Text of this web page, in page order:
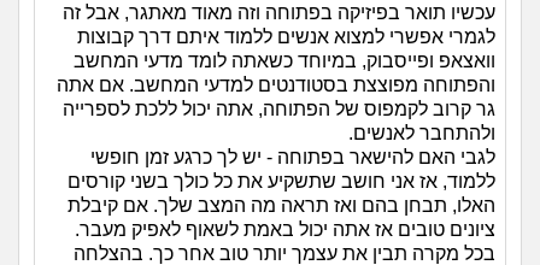
עכשיו תואר בפיזיקה בפתוחה וזה מאוד מאתגר, אבל זה
לגמרי אפשרי למצוא אנשים ללמוד איתם דרך קבוצות
וואצאפ ופייסבוק, במיוחד כשאתה לומד מדעי המחשב
והפתוחה מפוצצת בסטודנטים למדעי המחשב. אם אתה
גר קרוב לקמפוס של הפתוחה, אתה יכול ללכת לספרייה
ולהתחבר לאנשים.
לגבי האם להישאר בפתוחה - יש לך כרגע זמן חופשי
ללמוד, אז אני חושב שתשקיע את כל כולך בשני קורסים
האלו, תבחן בהם ואז תראה מה המצב שלך. אם קיבלת
ציונים טובים אז אתה יכול באמת לשאוף לאפיק מעבר.
בכל מקרה תבין את עצמך יותר טוב אחר כך. בהצלחה